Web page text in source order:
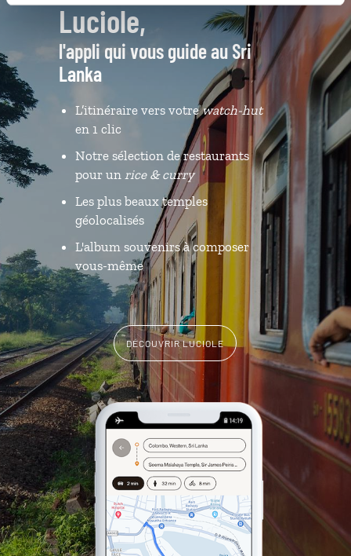
Luciole,
l'appli qui vous guide au Sri
Lanka
L’itinéraire vers votrewatch-hut
en 1 clic
Notre sélection de restaurants
pour un rice & curry
Les plus beaux temples
géolocalisés
L'album souvenirs à composer
vous-même
DÉCOUVRIR LUCIOLE